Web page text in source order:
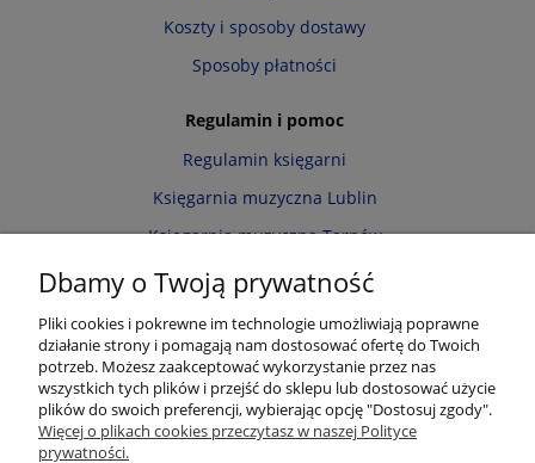
Koszty i sposoby dostawy
Sposoby płatności
Regulamin i pomoc
Regulamin księgarni
Księgarnia muzyczna Lublin
Księgarnia muzyczna Tarnów
Informacja o cookies
Polityka prywatności
Zwroty i reklamacje
Moje konto
Twoje zamówienia
Dbamy o Twoją prywatność
Pliki cookies i pokrewne im technologie umożliwiają poprawne
działanie strony i pomagają nam dostosować ofertę do Twoich
potrzeb. Możesz zaakceptować wykorzystanie przez nas
wszystkich tych plików i przejść do sklepu lub dostosować użycie
plików do swoich preferencji, wybierając opcję "Dostosuj zgody".
Więcej o plikach cookies przeczytasz w naszej Polityce
prywatności.